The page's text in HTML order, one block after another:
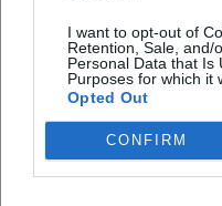
I want to opt-out of
Retention, Sale, and/
Personal Data that Is
Purposes for which it
Opted Out
CONFIRM
1999 in Passau